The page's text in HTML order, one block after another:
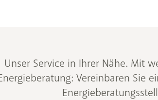
Unser Service in Ihrer Nähe. Mit
Vereinbaren Sie